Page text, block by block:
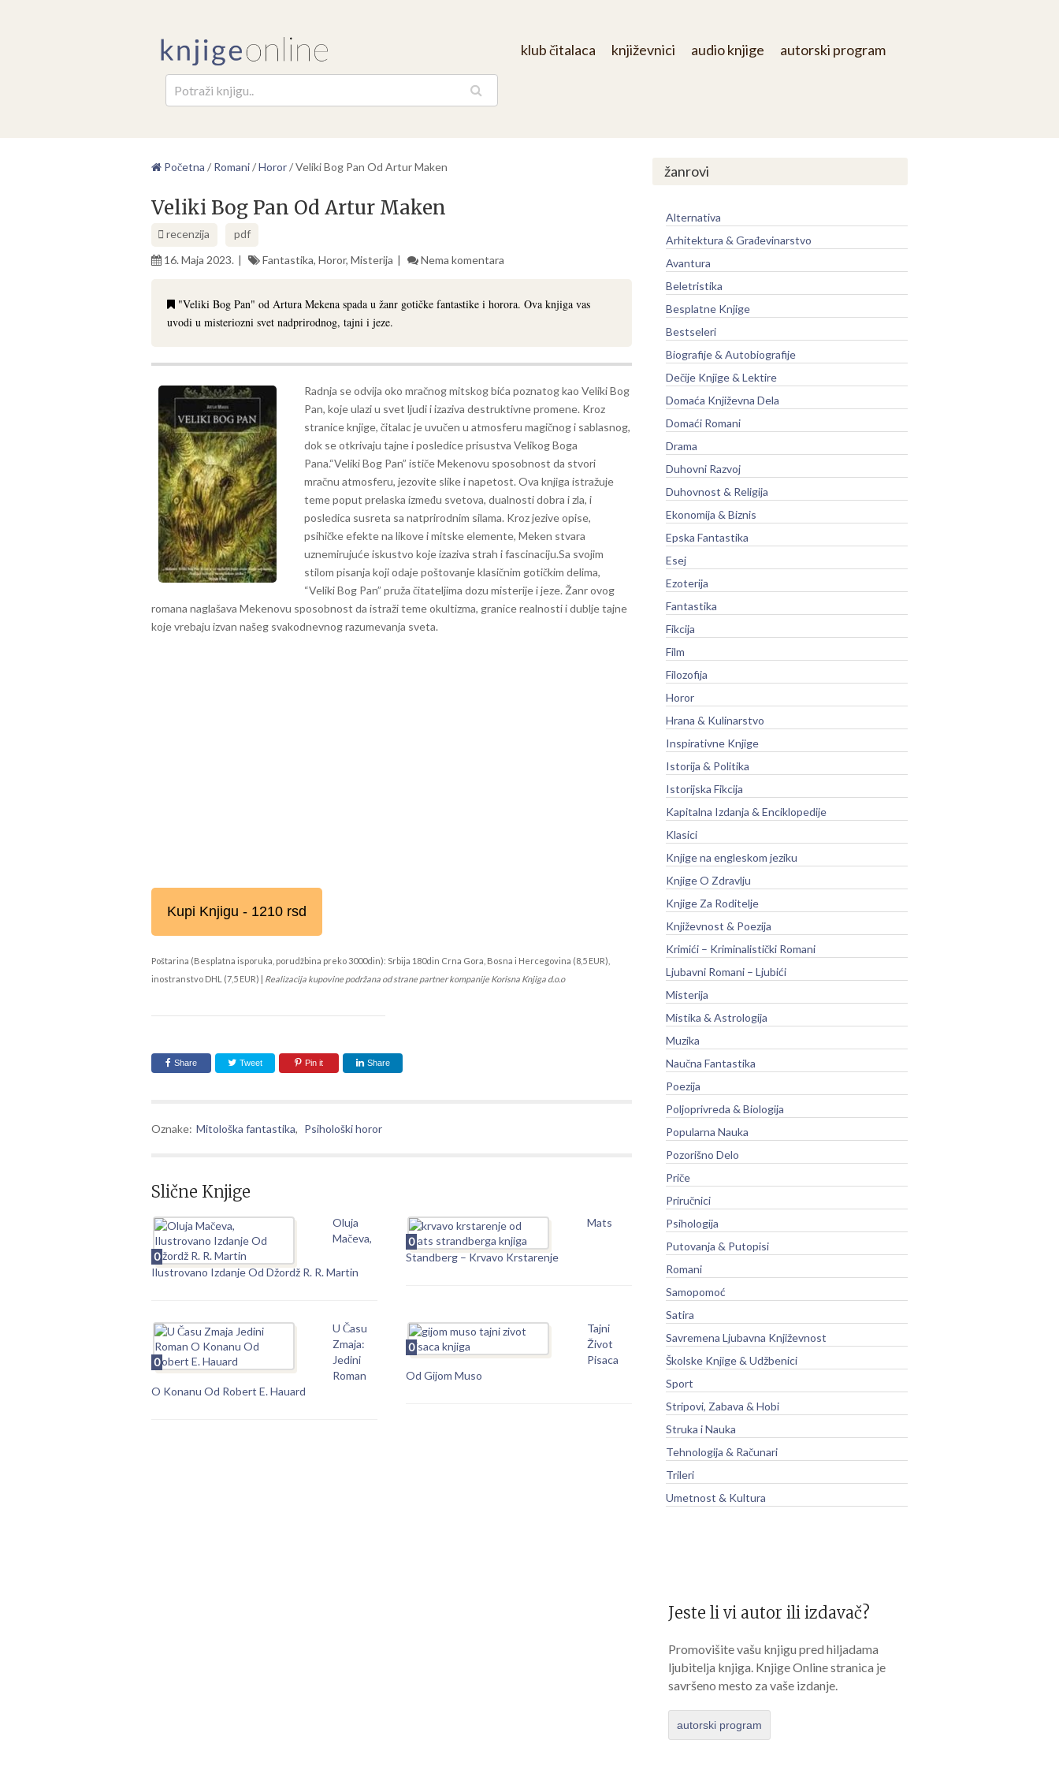
klub čitalaca književnici audio knjige autorski program
Početna / Romani/Horor/Veliki Bog Pan Od Artur Maken
Veliki Bog Pan Od Artur Maken
recenzija
pdf
16. Maja 2023.
Fantastika, Horor, Misterija Nema komentara
"Veliki Bog Pan" od Artura Mekena spada u žanr gotičke fantastike i horora. Ova knjiga vas
uvodi u misteriozni svet nadprirodnog, tajni i jeze.
Radnja se odvija oko mračnog mitskog bića poznatog kao Veliki Bog
Pan, koje ulazi u svet ljudi i izaziva destruktivne promene. Kroz
stranice knjige, čitalac je uvučen u atmosferu magičnog i sablasnog,
dok se otkrivaju tajne i posledice prisustva Velikog Boga
Pana.“Veliki Bog Pan” ističe Mekenovu sposobnost da stvori
mračnu atmosferu, jezovite slike i napetost. Ova knjiga istražuje
teme poput prelaska između svetova, dualnosti dobra i zla, i
posledica susreta sa natprirodnim silama. Kroz jezive opise,
psihičke efekte na likove i mitske elemente, Meken stvara
uznemirujuće iskustvo koje izaziva strah i fascinaciju.Sa svojim
stilom pisanja koji odaje poštovanje klasičnim gotičkim delima,
“Veliki Bog Pan” pruža čitateljima dozu misterije i jeze. Žanr ovog
romana naglašava Mekenovu sposobnost da istraži teme okultizma, granice realnosti i dublje tajne
koje vrebaju izvan našeg svakodnevnog razumevanja sveta.
Kupi Knjigu - 1210 rsd
Poštarina (Besplatna isporuka, porudžbina preko 3000din): Srbija 180din Crna Gora, Bosna i Hercegovina (8,5 EUR),
inostranstvo DHL (7,5 EUR) | Realizacija kupovine podržana od strane partner kompanije Korisna Knjiga d.o.o
Share Tweet Pin it Share
Oznake: Mitološka fantastika, Psihološki horor
Slične Knjige
0
Oluja
Mačeva,
Ilustrovano Izdanje Od Džordž R. R. Martin
0
Mats
Standberg – Krvavo Krstarenje
0
U Času
Zmaja:
Jedini
Roman
O Konanu Od Robert E. Hauard
0
Tajni
Život
Pisaca
Od Gijom Muso
žanrovi
Alternativa
Arhitektura & Građevinarstvo
Avantura
Beletristika
Besplatne Knjige
Bestseleri
Biografije & Autobiografije
Dečije Knjige & Lektire
Domaća Književna Dela
Domaći Romani
Drama
Duhovni Razvoj
Duhovnost & Religija
Ekonomija & Biznis
Epska Fantastika
Esej
Ezoterija
Fantastika
Fikcija
Film
Filozofija
Horor
Hrana & Kulinarstvo
Inspirativne Knjige
Istorija & Politika
Istorijska Fikcija
Kapitalna Izdanja & Enciklopedije
Klasici
Knjige na engleskom jeziku
Knjige O Zdravlju
Knjige Za Roditelje
Književnost & Poezija
Krimići – Kriminalistički Romani
Ljubavni Romani – Ljubići
Misterija
Mistika & Astrologija
Muzika
Naučna Fantastika
Poezija
Poljoprivreda & Biologija
Popularna Nauka
Pozorišno Delo
Priče
Priručnici
Psihologija
Putovanja & Putopisi
Romani
Samopomoć
Satira
Savremena Ljubavna Književnost
Školske Knjige & Udžbenici
Sport
Stripovi, Zabava & Hobi
Struka i Nauka
Tehnologija & Računari
Trileri
Umetnost & Kultura
Jeste li vi autor ili izdavač?
Promovišite vašu knjigu pred hiljadama
ljubitelja knjiga. Knjige Online stranica je
savršeno mesto za vaše izdanje.
autorski program